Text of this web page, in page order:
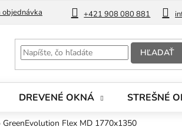
+421 908 080 881
objednávka Blog
HĽADAŤ
DREVENÉ OKNÁ STREŠNÉ
Flex MD 1770x1350